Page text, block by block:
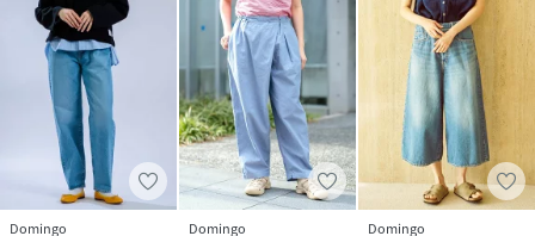
Domingo
Domingo
Domingo